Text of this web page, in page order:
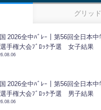
グリッド
2026全中ﾊﾞﾚｰ｜第56回全日本中
手権大会ﾌﾞﾛｯｸ予選 女子結果
2026全中ﾊﾞﾚｰ｜第56回全日本中
手権大会ﾌﾞﾛｯｸ予選 男子結果